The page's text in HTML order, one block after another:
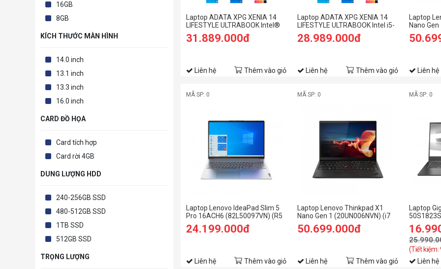
16GB
8GB
KÍCH THƯỚC MÀN HÌNH
14.0 inch
13.1 inch
13.3 inch
16.0 inch
CARD ĐỒ HỌA
Card tích hợp
Card rời 4GB
DUNG LƯỢNG HDD
240-256GB SSD
480-512GB SSD
1TB SSD
512GB SSD
TRỌNG LƯỢNG
Laptop ADATA XPG XENIA 14
LIFESTYLE ULTRABOOK Intel®
i7-1165G7 / 16GB / 512GB SSD /
Win10 (XENIA14I7G11GXELX-
31.889.000đ
Liên hệ Thêm vào giỏ
Laptop ADATA XPG XENIA 14
LIFESTYLE ULTRABOOK Intel i5-
1135G7 / 16GB / 512GB SSD /
Win10 (XENIA14I5G11GXELX-
28.989.000đ
Liên hệ Thêm vào giỏ
Laptop
Nano
1160G7/
SSD/13
Liên hệ
MÃ SP: 0
Laptop Lenovo IdeaPad Slim 5
Pro 16ACH6 (82L50097VN) (R5
5600H/8GB RAM/512GB
SSD/16 WQXGA 120Hz/GTX
24.199.000đ
Liên hệ Thêm vào giỏ
MÃ SP: 0
Laptop Lenovo Thinkpad X1
Nano Gen 1 (20UN006NVN) (i7
1160G7/16GB RAM/1TB
SSD/13 2K/Win11 Pro/Đen)
50.699.000đ
Liên hệ Thêm vào giỏ
MÃ SP: 0
Laptop
16Gb/
FHD/
nhôm/
(Tiết kiệm:
Liên hệ